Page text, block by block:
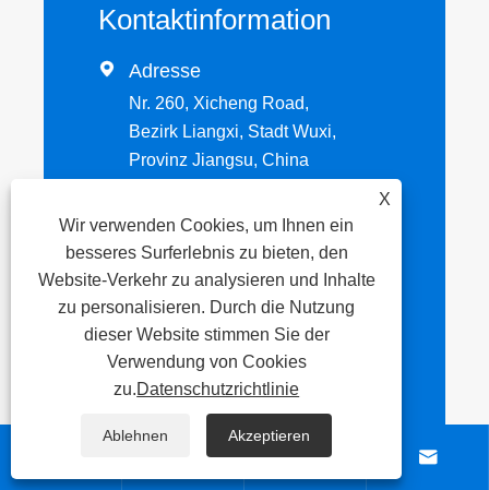
Kontaktinformation
 Adresse
Nr. 260, Xicheng Road,
Bezirk Liangxi, Stadt Wuxi,
Provinz Jiangsu, China
 Tel
+86-13063605128
 Email
sophiaqi@jbhdsteel.com
Senden Sie jetzt Ihre
 
X
Wir verwenden Cookies, um Ihnen ein
besseres Surferlebnis zu bieten, den
Website-Verkehr zu analysieren und Inhalte
zu personalisieren. Durch die Nutzung
dieser Website stimmen Sie der
Verwendung von Cookies
zu.Datenschutzrichtlinie
Ablehnen Akzeptieren